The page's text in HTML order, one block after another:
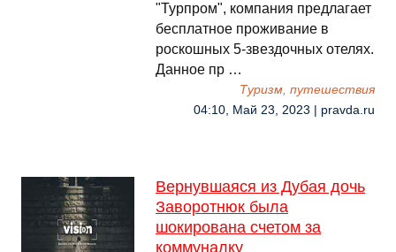
"Турпром", компания предлагает
бесплатное проживание в
роскошных 5-звездочных отелях.
Данное пр …
Туризм, путешествия
04:10, Май 23, 2023 | pravda.ru
Вернувшаяся из Дубая дочь
Заворотнюк была
шокирована счетом за
коммуналку